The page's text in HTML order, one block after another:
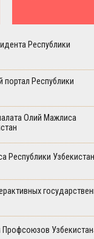
Республики
портал Республики
Олий Мажлиса
Республики Узбекистан